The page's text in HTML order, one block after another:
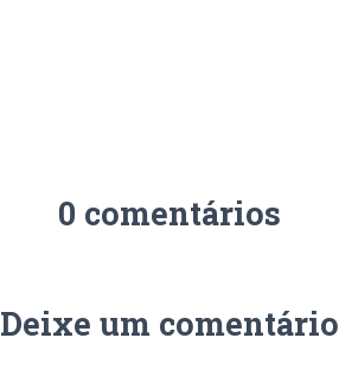
0 comentários
Deixe um comentário